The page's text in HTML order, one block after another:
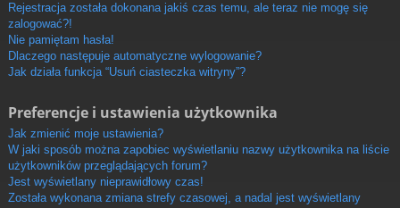
Rejestracja została dokonana jakiś czas temu, ale teraz nie mogę się
zalogować?!
Nie pamiętam hasła!
Dlaczego następuje automatyczne wylogowanie?
Jak działa funkcja “Usuń ciasteczka witryny”?
Preferencje i ustawienia użytkownika
Jak zmienić moje ustawienia?
W jaki sposób można zapobiec wyświetlaniu nazwy użytkownika na liście
użytkowników przeglądających forum?
Jest wyświetlany nieprawidłowy czas!
Została wykonana zmiana strefy czasowej, a nadal jest wyświetlany